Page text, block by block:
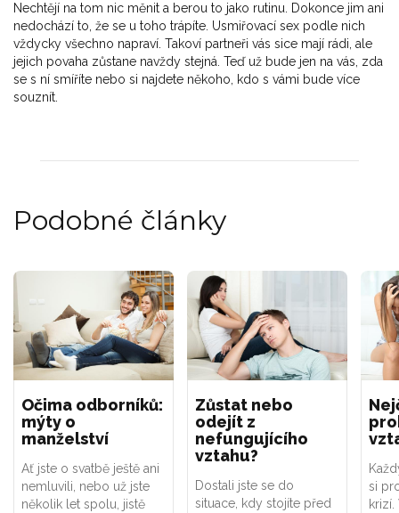
Nechtějí na tom nic měnit a berou to jako rutinu. Dokonce jim ani
nedochází to, že se u toho trápíte. Usmiřovací sex podle nich
vždycky všechno napraví. Takoví partneři vás sice mají rádi, ale
jejich povaha zůstane navždy stejná. Teď už bude jen na vás, zda
se s ní smíříte nebo si najdete někoho, kdo s vámi bude více
souznít.
Podobné články
Očima odborníků:
mýty o
manželství
Ať jste o svatbě ještě ani
nemluvili, nebo už jste
několik let spolu, jistě
Zůstat nebo
odejít z
nefungujícího
vztahu?
Dostali jste se do
situace, kdy stojíte před
si